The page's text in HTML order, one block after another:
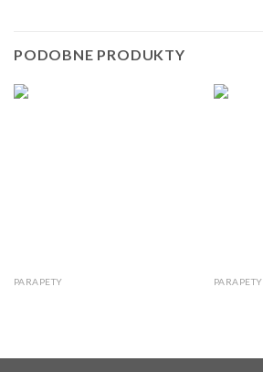
PODOBNE PRODUKTY
PARAPETY PARAPETY